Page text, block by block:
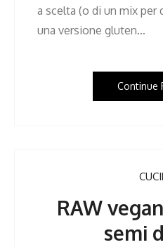
a scelta (o di un mix per
una versione gluten…
Continue
RAW
semi